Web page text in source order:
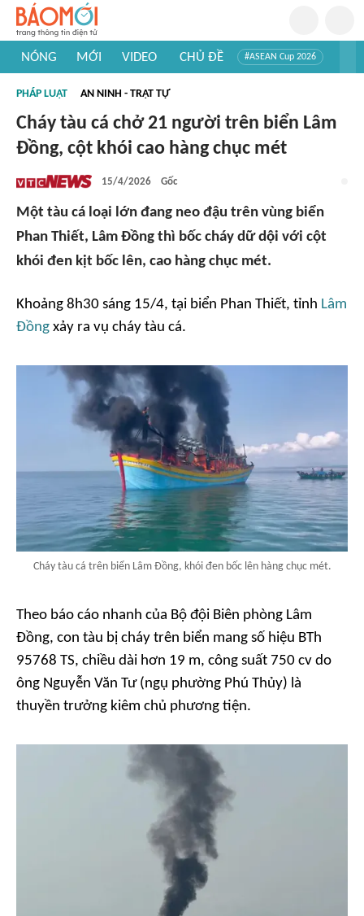
NÓNG MỚI VIDEO CHỦ ĐỀ #ASEAN Cup 2026
#Khám phá thế giới
PHÁP LUẬT AN NINH - TRẬT TỰ
Cháy tàu cá chở 21 người trên biển Lâm
Đồng, cột khói cao hàng chục mét
15/4/2026 Gốc
Một tàu cá loại lớn đang neo đậu trên vùng biển
Phan Thiết, Lâm Đồng thì bốc cháy dữ dội với cột
khói đen kịt bốc lên, cao hàng chục mét.
Khoảng 8h30 sáng 15/4, tại biển Phan Thiết, tỉnh Lâm
Đồng xảy ra vụ cháy tàu cá.
Cháy tàu cá trên biển Lâm Đồng, khói đen bốc lên hàng chục mét.
Theo báo cáo nhanh của Bộ đội Biên phòng Lâm
Đồng, con tàu bị cháy trên biển mang số hiệu BTh
95768 TS, chiều dài hơn 19 m, công suất 750 cv do
ông Nguyễn Văn Tư (ngụ phường Phú Thủy) là
thuyền trưởng kiêm chủ phương tiện.